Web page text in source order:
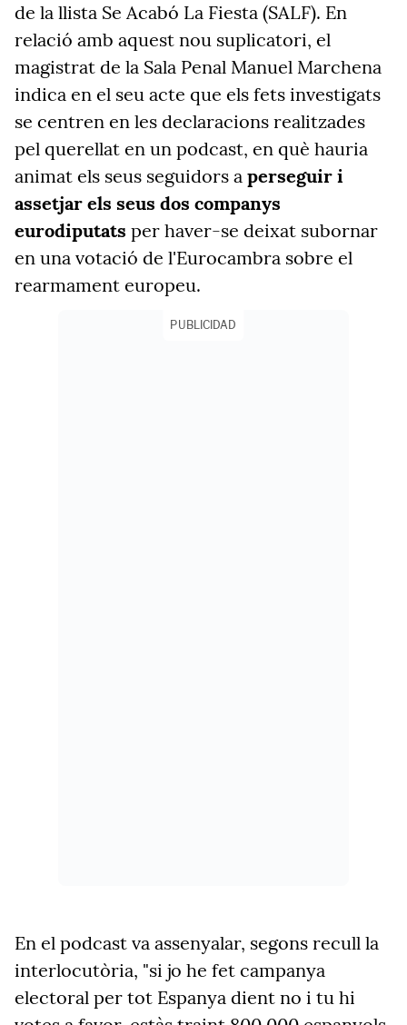
de la llista Se Acabó La Fiesta (SALF). En
relació amb aquest nou suplicatori, el
magistrat de la Sala Penal Manuel Marchena
indica en el seu acte que els fets investigats
se centren en les declaracions realitzades
pel querellat en un podcast, en què hauria
animat els seus seguidors a perseguir i
assetjar els seus dos companys
eurodiputats per haver-se deixat subornar
en una votació de l'Eurocambra sobre el
rearmament europeu.
PUBLICIDAD
En el podcast va assenyalar, segons recull la
interlocutòria, "si jo he fet campanya
electoral per tot Espanya dient no i tu hi